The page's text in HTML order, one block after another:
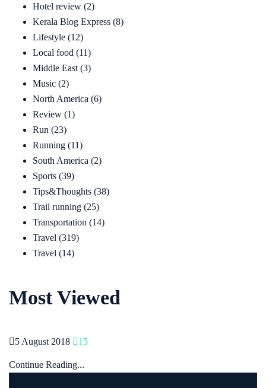
Hotel review (2)
Kerala Blog Express (8)
Lifestyle (12)
Local food (11)
Middle East (3)
Music (2)
North America (6)
Review (1)
Run (23)
Running (11)
South America (2)
Sports (39)
Tips&Thoughts (38)
Trail running (25)
Transportation (14)
Travel (319)
Travel (14)
Most Viewed
5 August 2018 15
Continue Reading...